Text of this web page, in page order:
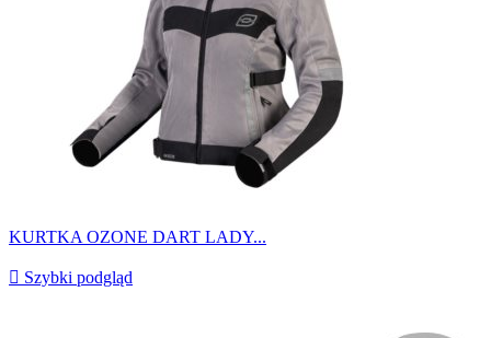
KURTKA OZONE DART LADY...
 Szybki podgląd